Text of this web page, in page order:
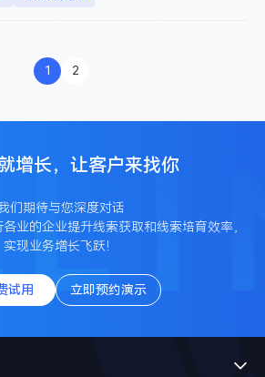
1 2
增长，让客户来找你
们期待与您深度对话
业的企业提升线索获取和线索培育效率，
实现业务增长飞跃！
试用 立即预约演示